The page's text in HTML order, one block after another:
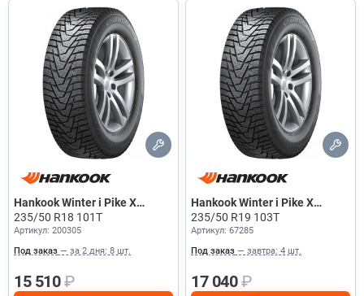
Hankook Winter i Pike X
W429A
235/50 R18 101T
Артикул: 200305
Под заказ — за 2 дня: 8 шт.
15 510₽
Hankook Winter i Pike X
W429A
235/50 R19 103T
Артикул: 67285
Под заказ — завтра: 4 шт.
17 040₽